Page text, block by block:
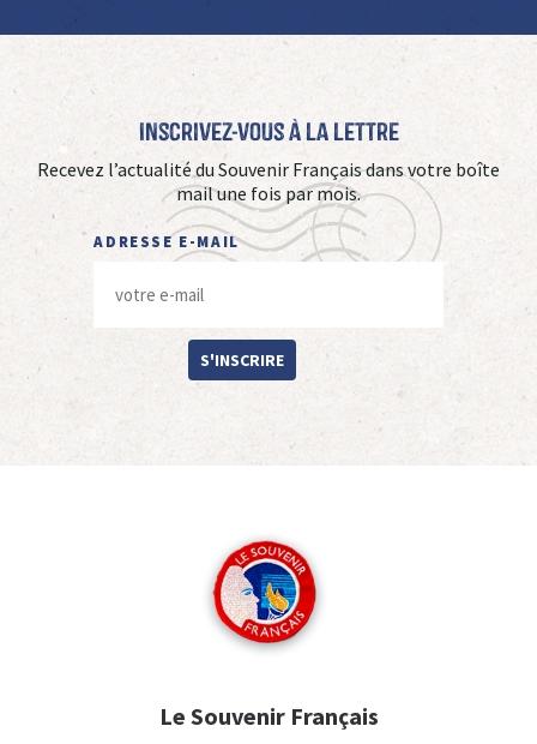
Inscrivez-vous à La Lettre
Recevez l’actualité du Souvenir Français dans votre boîte
mail une fois par mois.
ADRESSE E-MAIL
S'INSCRIRE
Le Souvenir Français